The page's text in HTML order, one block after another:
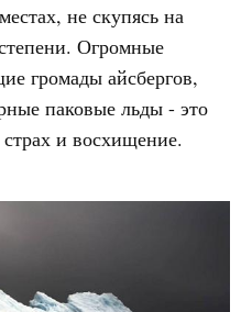
не скупясь на
Огромные
громады айсбергов,
паковые льды - это
и восхищение.